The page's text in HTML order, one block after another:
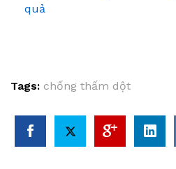
quả
Tags: chống thấm dột